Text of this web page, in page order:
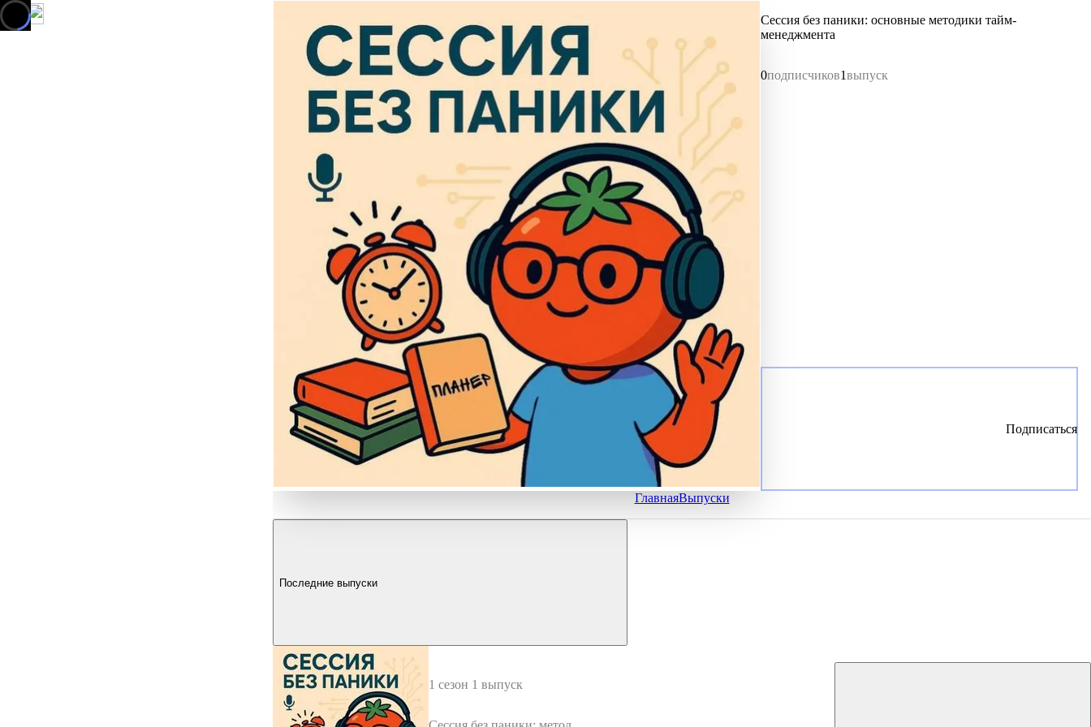
Сессия без паники: основные методики тайм-
менеджмента
0подписчиков1выпуск
Подписаться
ГлавнаяВыпуски
Последние выпуски
1 сезон 1 выпуск